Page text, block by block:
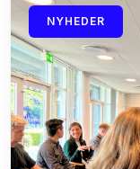
NYHEDER